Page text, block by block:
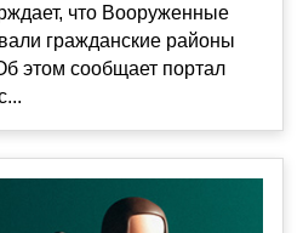
что Вооруженные
гражданские районы
этом сообщает портал